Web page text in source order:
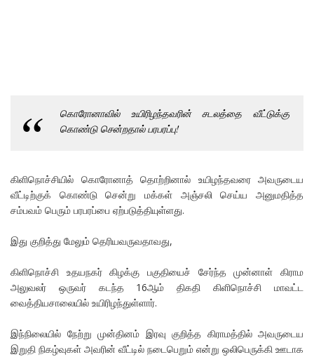
கொரோனாவில் உயிரிழந்தவரின் சடலத்தை வீட்டுக்கு
கொண்டு சென்றதால் பரபரப்பு!
கிளிநொச்சியில் கொரோனாத் தொற்றினால் உயிழந்தவரை அவருடைய
வீட்டிற்குக் கொண்டு சென்று மக்கள் அஞ்சலி செய்ய அனுமதித்த
சம்பவம் பெரும் பரபரப்பை ஏற்படுத்தியுள்ளது.
இது குறித்து மேலும் தெரியவருவதாவது,
கிளிநொச்சி உதயநகர் கிழக்கு பகுதியைச் சேர்ந்த முன்னாள் கிராம
அலுவலர் ஒருவர் கடந்த 16ஆம் திகதி கிளிநொச்சி மாவட்ட
வைத்தியசாலையில் உயிரிழந்துள்ளார்.
இந்நிலையில் நேற்று முன்தினம் இரவு குறித்த கிராமத்தில் அவருடைய
இறுதி நிகழ்வுகள் அவரின் வீட்டில் நடைபெறும் என்று ஒலிபெருக்கி ஊடாக